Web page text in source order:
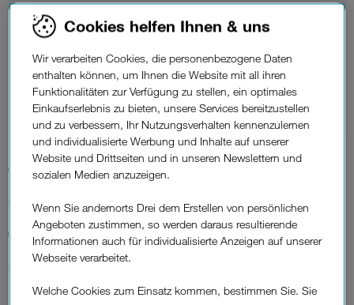
Internet österreichweit
1 GB
10 MBit/s Up max.
davon in der EU³
1 GB
6 €*
Monatlich
0 € 9,90 €
Cookies helfen Ihnen & uns
Wir verarbeiten Cookies, die personenbezogene Daten
enthalten können, um Ihnen die Website mit all ihren
Funktionalitäten zur Verfügung zu stellen, ein optimales
Einkaufserlebnis zu bieten, unsere Services bereitzustellen
und zu verbessern, Ihr Nutzungsverhalten kennenzulernen
und individualisierte Werbung und Inhalte auf unserer
Website und Drittseiten und in unseren Newslettern und
sozialen Medien anzuzeigen.
Wenn Sie andernorts Drei dem Erstellen von persönlichen
Angeboten zustimmen, so werden daraus resultierende
Informationen auch für individualisierte Anzeigen auf unserer
Webseite verarbeitet.
Welche Cookies zum Einsatz kommen, bestimmen Sie. Sie